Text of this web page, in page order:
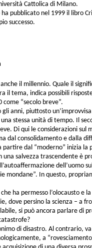
Cattolica di Milano.
pubblicato nel 1999 il libro
successo.
il millennio. Quale il
il tema, indica possibili
“secolo breve”.
anni, piuttosto
stessa unità di tempo. Il
Di qui le considerazioni sul
dal consolidamento e dalla
dal “moderno” inizia la
una salvezza trascendente è
dell’uomo
mondane”. In questo,
ha permesso l’olocausto e
dove persino la scienza – a
si può ancora parlare di
di disastro. Al contrario,
a